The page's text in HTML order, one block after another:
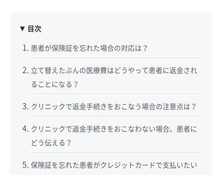
目次
患者が保険証を忘れた場合の対応は？
立て替えたぶんの医療費はどうやって患者に返金され
ることになる？
クリニックで返金手続きをおこなう場合の注意点は？
クリニックで返金手続きをおこなわない場合、患者に
どう伝える？
保険証を忘れた患者がクレジットカードで支払いたい